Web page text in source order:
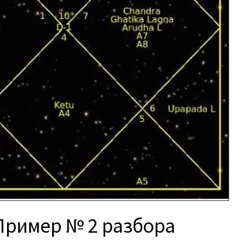
№ 2 разбора